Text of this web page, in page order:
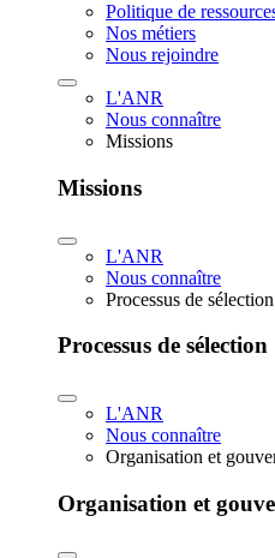
Politique de
Nos métiers
Nous rejoindre
L'ANR
Nous connaître
Missions
Missions
L'ANR
Nous connaître
Processus de sélection
Processus de sélection
L'ANR
Nous connaître
Organisation et
Organisation et